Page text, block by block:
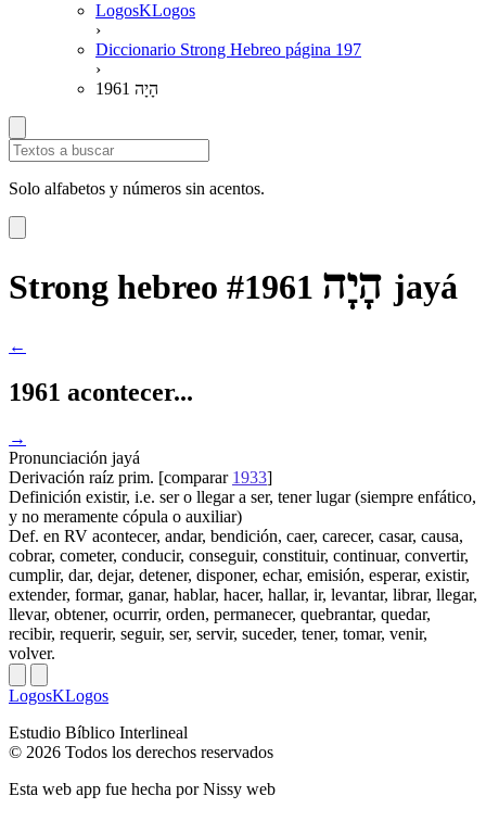
LogosKLogos
›
Diccionario Strong Hebreo página 197
›
1961 הָיָה
Solo alfabetos y números sin acentos.
Strong hebreo #1961 הָיָהjayá
←
1961 acontecer...
→
Pronunciación jayá
Derivación raíz prim. [comparar 1933]
Definición existir, i.e. ser o llegar a ser, tener lugar (siempre enfático,
y no meramente cópula o auxiliar)
Def. en RV acontecer, andar, bendición, caer, carecer, casar, causa,
cobrar, cometer, conducir, conseguir, constituir, continuar, convertir,
cumplir, dar, dejar, detener, disponer, echar, emisión, esperar, existir,
extender, formar, ganar, hablar, hacer, hallar, ir, levantar, librar, llegar,
llevar, obtener, ocurrir, orden, permanecer, quebrantar, quedar,
recibir, requerir, seguir, ser, servir, suceder, tener, tomar, venir,
volver.
LogosKLogos
Estudio Bíblico Interlineal
© 2026 Todos los derechos reservados
Esta web app fue hecha porNissy web